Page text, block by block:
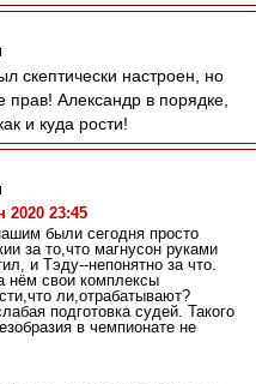
скептически настроен, но
прав! Александр в порядке,
и куда рости!
2020 23:45
были сегодня просто
за то,что магнусон руками
и Тэду--непонятно за что.
нём свои комплексы
ли,отрабатывают?
подготовка судей. Такого
в чемпионате не